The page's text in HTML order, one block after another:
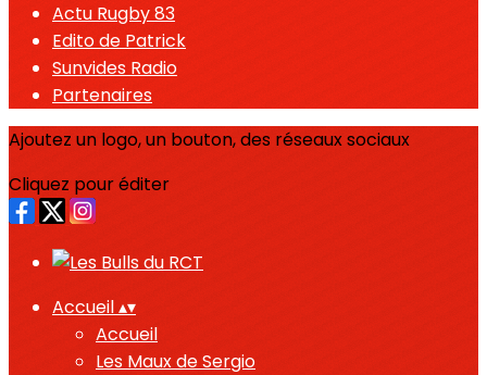
Actu Rugby 83
Edito de Patrick
Sunvides Radio
Partenaires
Ajoutez un logo, un bouton, des réseaux sociaux
Cliquez pour éditer
Accueil▴▾
Accueil
Les Maux de Sergio